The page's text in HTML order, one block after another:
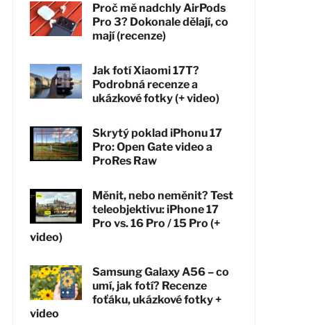
Proč mě nadchly AirPods
Pro 3? Dokonale dělají, co
mají (recenze)
Jak fotí Xiaomi 17T?
Podrobná recenze a
ukázkové fotky (+ video)
Skrytý poklad iPhonu 17
Pro: Open Gate video a
ProRes Raw
Měnit, nebo neměnit? Test
teleobjektivu: iPhone 17
Pro vs. 16 Pro / 15 Pro (+
video)
Samsung Galaxy A56 – co
umí, jak fotí? Recenze
foťáku, ukázkové fotky +
video